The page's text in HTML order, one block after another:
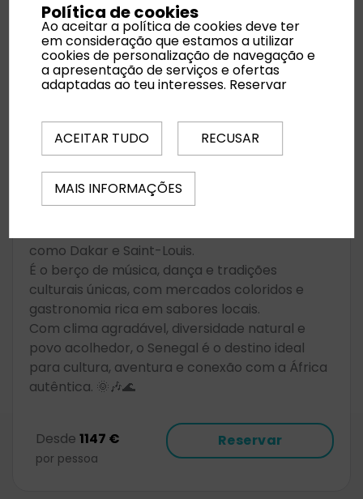
O Senegal é um destino fascinante
pela sua cultura vibrante, música,
praias e história rica.
🌴 O que torna o Senegal especial
O Senegal encanta com praias deslumbrantes,
como Dakar e Saint-Louis.
É o berço de música, dança e tradições
culturais únicas, com mercados coloridos e
gastronomia rica em sabores locais.
Com clima agradável, diversidade natural e
povo acolhedor, o Senegal é o destino ideal
para cultura, aventura e conexão com a África
autêntica. 🌞🎶🌊
Desde 1147 €
por pessoa
Reservar
Política de cookies
Ao aceitar a política de cookies deve ter
em consideração que estamos a utilizar
cookies de personalização de navegação e
a apresentação de serviços e ofertas
adaptadas ao teu interesses. Reservar
ACEITAR TUDO RECUSAR
MAIS INFORMAÇÕES